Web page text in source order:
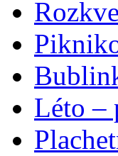
Léto –